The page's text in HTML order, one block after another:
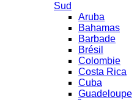
Sud
Aruba
Bahamas
Barbade
Brésil
Colombie
Costa Rica
Cuba
Guadeloupe